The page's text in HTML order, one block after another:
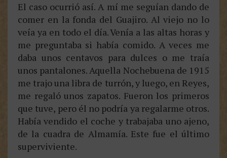
El caso ocurrió así. A mí me seguían dando de
comer en la fonda del Guajiro. Al viejo no lo
veía ya en todo el día. Venía a las altas horas y
me preguntaba si había comido. A veces me
daba unos centavos para dulces o me traía
unos pantalones. Aquella Nochebuena de 1915
me trajo una libra de turrón, y luego, en Reyes,
me regaló unos zapatos. Fueron los primeros
que tuve, pero él no podría ya regalarme otros.
Había vendido el coche y trabajaba uno ajeno,
de la cuadra de Almamía. Este fue el último
superviviente.